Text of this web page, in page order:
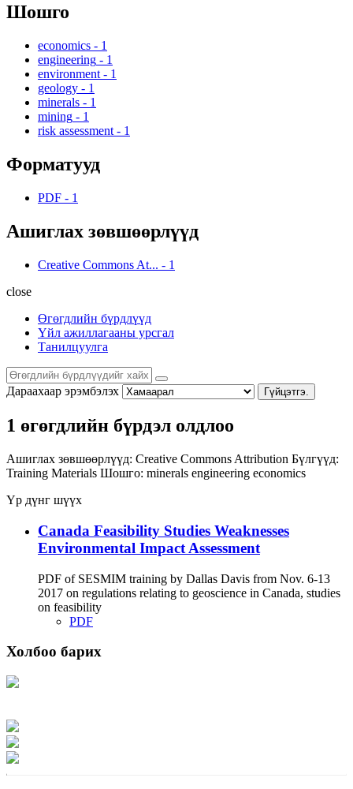
Шошго
economics - 1
engineering - 1
environment - 1
geology - 1
minerals - 1
mining - 1
risk assessment - 1
Форматууд
PDF - 1
Ашиглах зөвшөөрлүүд
Creative Commons At... - 1
close
Өгөгдлийн бүрдлүүд
Үйл ажиллагааны урсгал
Танилцуулга
Дараахаар эрэмбэлэх Гүйцэтгэ.
1 өгөгдлийн бүрдэл олдлоо
Ашиглах зөвшөөрлүүд: Creative Commons Attribution Бүлгүүд:
Training Materials Шошго: minerals engineering economics
Үр дүнг шүүх
Canada Feasibility Studies Weaknesses
Environmental Impact Assessment
PDF of SESMIM training by Dallas Davis from Nov. 6-13
2017 on regulations relating to geoscience in Canada, studies
on feasibility
PDF
Холбоо барих